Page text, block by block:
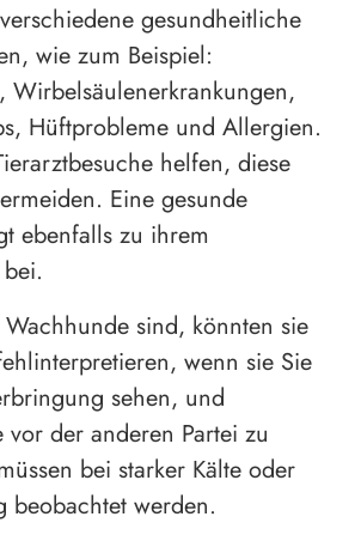
gesundheitliche
wie zum Beispiel:
Wirbelsäulenerkrankungen,
Hüftprobleme und Allergien.
helfen, diese
Eine gesunde
ebenfalls zu ihrem
sind, könnten sie
wenn sie Sie
sehen, und
vor der anderen Partei zu
bei starker Kälte oder
beobachtet werden.